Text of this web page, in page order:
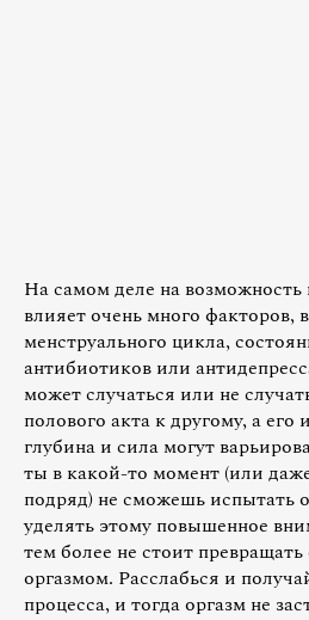
На самом деле на возможность
влияет очень много факторов,
менструального цикла,
антибиотиков или
может случаться или не
полового акта к другому, а его
глубина и сила могут
ты в какой-то момент (или
подряд) не сможешь испытать
уделять этому повышенное
тем более не стоит
оргазмом. Расслабься и
процесса, и тогда оргазм не